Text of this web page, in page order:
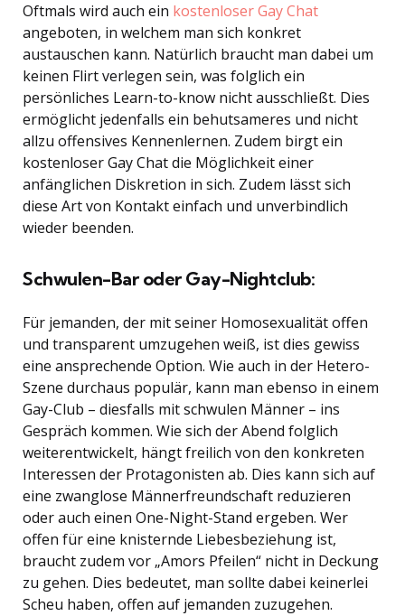
Oftmals wird auch ein kostenloser Gay Chat
angeboten, in welchem man sich konkret
austauschen kann. Natürlich braucht man dabei um
keinen Flirt verlegen sein, was folglich ein
persönliches Learn-to-know nicht ausschließt. Dies
ermöglicht jedenfalls ein behutsameres und nicht
allzu offensives Kennenlernen. Zudem birgt ein
kostenloser Gay Chat die Möglichkeit einer
anfänglichen Diskretion in sich. Zudem lässt sich
diese Art von Kontakt einfach und unverbindlich
wieder beenden.
Schwulen-Bar oder Gay-Nightclub:
Für jemanden, der mit seiner Homosexualität offen
und transparent umzugehen weiß, ist dies gewiss
eine ansprechende Option. Wie auch in der Hetero-
Szene durchaus populär, kann man ebenso in einem
Gay-Club – diesfalls mit schwulen Männer – ins
Gespräch kommen. Wie sich der Abend folglich
weiterentwickelt, hängt freilich von den konkreten
Interessen der Protagonisten ab. Dies kann sich auf
eine zwanglose Männerfreundschaft reduzieren
oder auch einen One-Night-Stand ergeben. Wer
offen für eine knisternde Liebesbeziehung ist,
braucht zudem vor „Amors Pfeilen“ nicht in Deckung
zu gehen. Dies bedeutet, man sollte dabei keinerlei
Scheu haben, offen auf jemanden zuzugehen.